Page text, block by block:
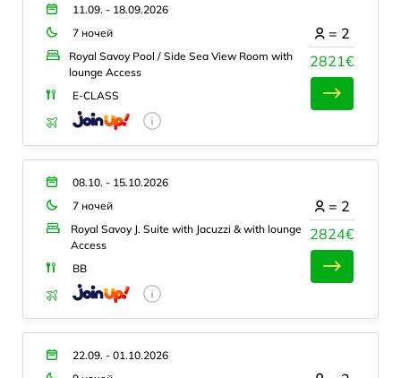
11.09. - 18.09.2026
7 ночей
Royal Savoy Pool / Side Sea View Room with
lounge Access
E-CLASS
2821€
= 2
08.10. - 15.10.2026
7 ночей
Royal Savoy J. Suite with Jacuzzi & with lounge
Access
BB
2824€
= 2
22.09. - 01.10.2026